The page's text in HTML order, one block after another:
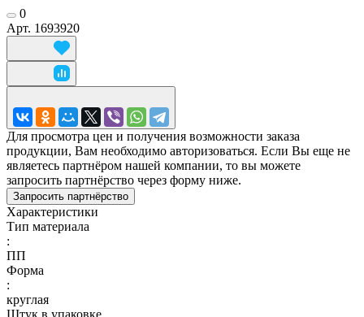
0
Арт. 1693920
Для просмотра цен и получения возможности заказа
продукции, Вам необходимо авторизоваться. Если Вы еще не
являетесь партнёром нашей компании, то вы можете
запросить партнёрство через форму ниже.
Запросить партнёрство
Характеристики
Тип материала
:
ПП
Форма
:
круглая
Штук в упаковке